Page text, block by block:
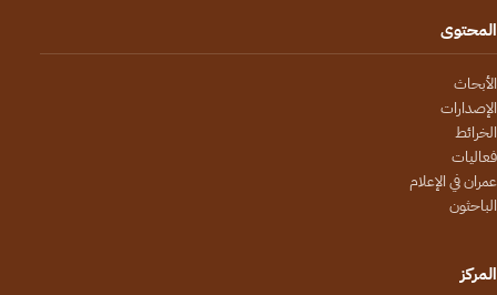
المحتوى
الأبحاث
الإصدارات
الخرائط
فعاليات
عمران في الإعلام
الباحثون
المركز